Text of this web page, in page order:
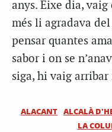
anys. Eixe dia,
més li agradava
pensar quantes
sabor i on se
siga, hi vaig
ALACANT ALCALÀ
LA